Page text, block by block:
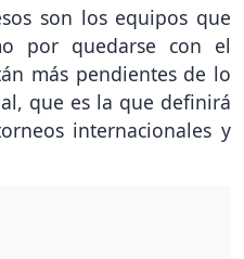
son los equipos que
por quedarse con el
más pendientes de lo
que es la que definirá
internacionales y